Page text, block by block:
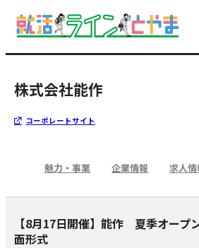
株式会社能作
コーポレートサイト
魅力・事業 企業情報 求人情
【8月17日開催】能作 夏季オー
面形式